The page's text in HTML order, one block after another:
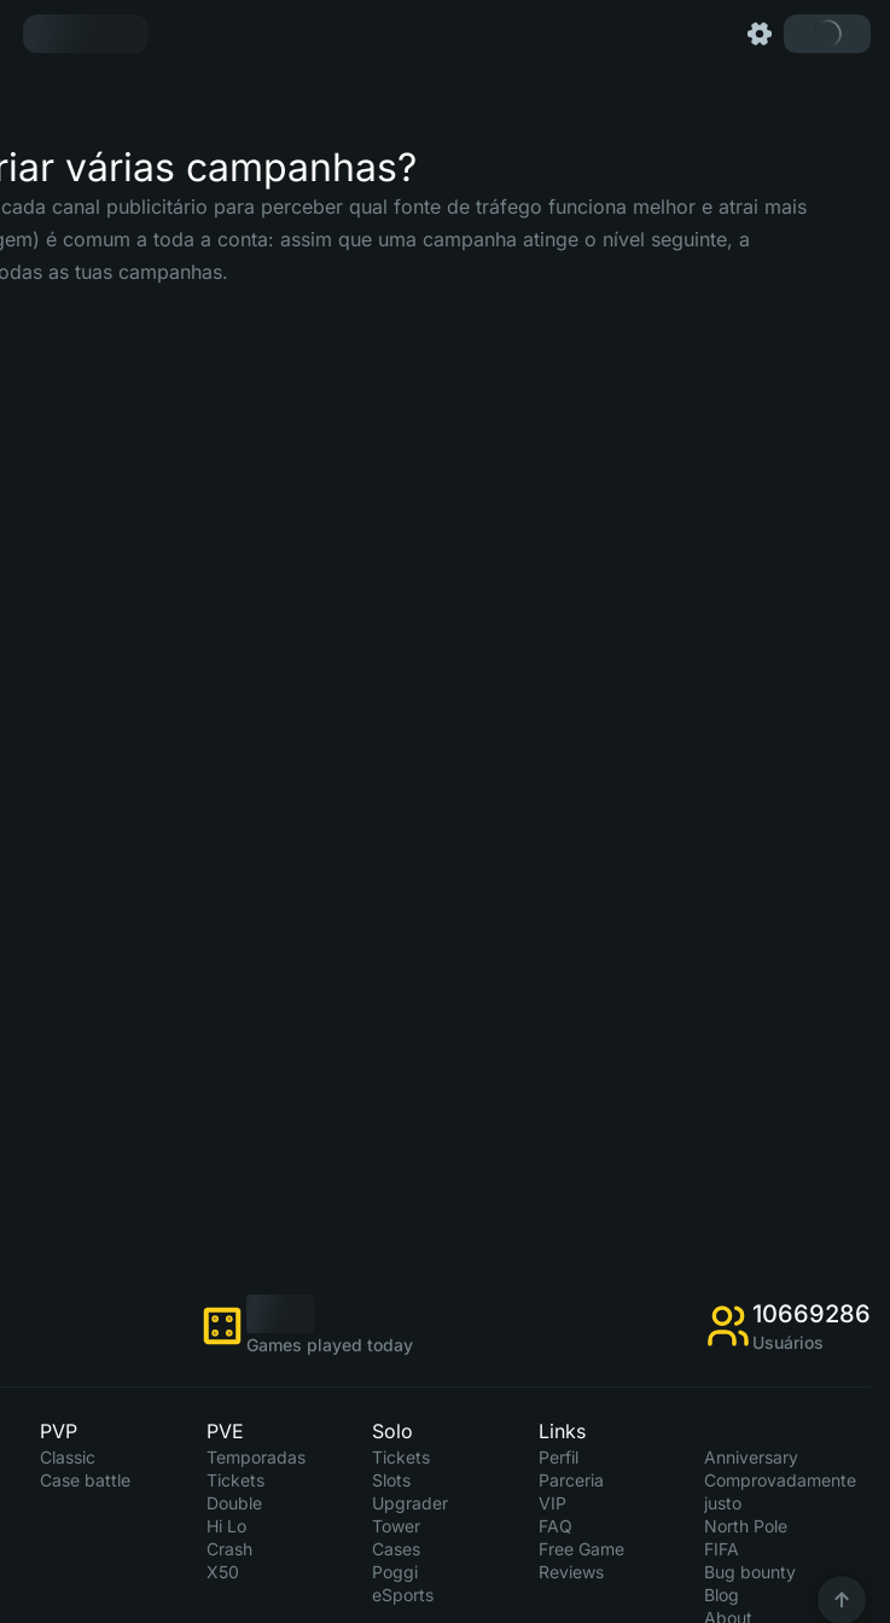
várias campanhas?
canal publicitário para perceber qual fonte de tráfego funciona melhor e atrai mais
é comum a toda a conta: assim que uma campanha atinge o nível seguinte, a
as tuas campanhas.
Games played today
10669286
Usuários
PVP
Classic
Case battle
PVE
Temporadas
Tickets
Double
Hi Lo
Crash
X50
Solo
Tickets
Slots
Upgrader
Tower
Cases
Poggi
eSports
Links
Perfil
Parceria
VIP
FAQ
Free Game
Reviews
Anniversary
Comprovadamente
justo
North Pole
FIFA
Bug bounty
Blog
About